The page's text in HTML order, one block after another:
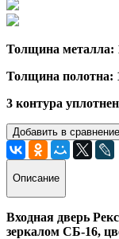
Толщина металла:
Толщина полотна:
3 контура
Добавить в сравнение
Описание
Входная дверь
зеркалом СБ-16,